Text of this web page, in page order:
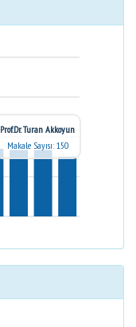
Prof.Dr. Turan Akkoyun
Makale Sayısı: 150